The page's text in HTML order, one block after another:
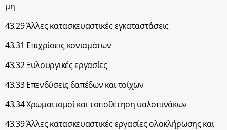
μη
43.29 Άλλες κατασκευαστικές εγκαταστάσεις
43.31 Επιχρίσεις κονιαμάτων
43.32 Ξυλουργικές εργασίες
43.33 Επενδύσεις δαπέδων και τοίχων
43.34 Χρωματισμοί και τοποθέτηση υαλοπινάκων
43.39 Άλλες κατασκευαστικές εργασίες ολοκλήρωσης και